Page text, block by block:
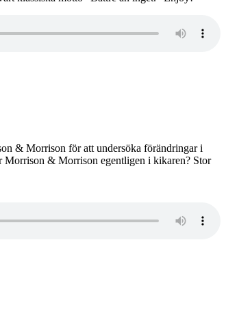
& Morrison för att undersöka förändringar i
Morrison & Morrison egentligen i kikaren? Stor